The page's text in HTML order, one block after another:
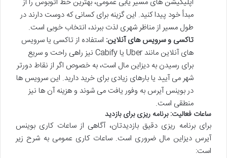
مبدأ خود پیدا کنید. این گزینه برای کسانی که دوست دارند در
طول مسیر از مناظر شهری لذت ببرند، انتخاب خوبی است.
تاکسی و سرویس های آنلاین: استفاده از تاکسی یا سرویس
های آنلاین مانند Uber یا Cabify نیز راهی راحت و سریع
برای رسیدن به دیزاین مال است، به خصوص اگر از نقاط دورتر
شهر می آیید یا بارهای زیادی برای خرید دارید. این سرویس ها
در بوینس آیرس به وفور یافت می شوند و هزینه آن ها نیز
منطقی است.
ساعات فعالیت: برنامه ریزی برای بازدید
برای برنامه ریزی دقیق بازدیدتان، آگاهی از ساعات کاری بوینس
آیرس دیزاین مال ضروری است. ساعات کاری عمومی به شرح زیر
است: